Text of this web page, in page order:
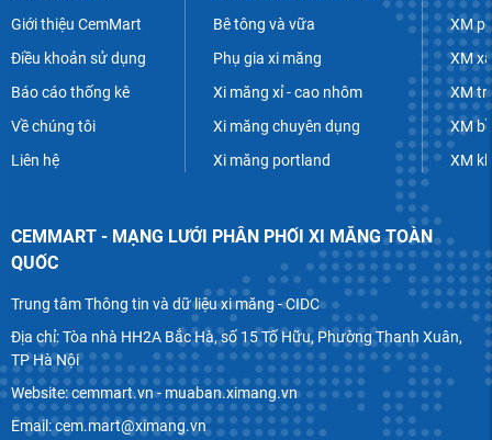
Giới thiệu CemMart
Điều khoản sử dụng
Báo cáo thống kê
Về chúng tôi
Liên hệ
Bê tông và vữa
Phụ gia xi măng
Xi măng xỉ - cao nhôm
Xi măng chuyên dụng
Xi măng portland
XM
XM
XM
XM
XM
CEMMART - MẠNG LƯỚI PHÂN PHỐI XI MĂNG TOÀN
QUỐC
Trung tâm Thông tin và dữ liệu xi măng - CIDC
Địa chỉ: Tòa nhà HH2A Bắc Hà, số 15 Tố Hữu, Phường Thanh Xuân,
TP Hà Nội
Website: cemmart.vn - muaban.ximang.vn
Email: cem.mart@ximang.vn